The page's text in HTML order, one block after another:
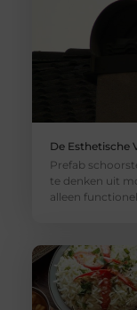
De Esthetische
Prefab
te denken uit
alleen